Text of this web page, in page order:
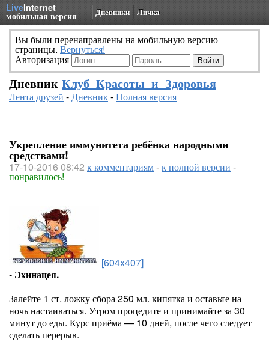
LiveInternet
мобильная версия Дневники Личка
Вы были перенаправлены на мобильную версию
страницы. Вернуться!
Авторизация
Дневник Клуб_Красоты_и_Здоровья
Лента друзей -Дневник-Полная версия
Укрепление иммунитета ребёнка народными
средствами!
17-10-2016 08:42 к комментариям-к полной версии -
понравилось!
[604x407]
- Эхинацея.
Залейте 1 ст. ложку сбора 250 мл. кипятка и оставьте на
ночь настаиваться. Утром процедите и принимайте за 30
минут до еды. Курс приёма — 10 дней, после чего следует
сделать перерыв.